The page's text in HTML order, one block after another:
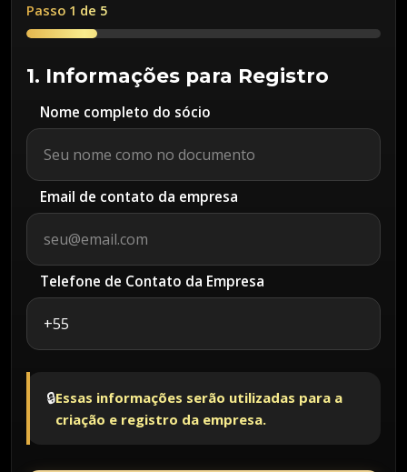
Passo 1 de 5
1. Informações para Registro
Nome completo do sócio
Email de contato da empresa
Telefone de Contato da Empresa
🔒Essas informações serão utilizadas para a
criação e registro da empresa.